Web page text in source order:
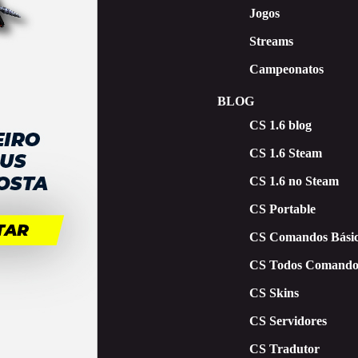
Jogos
Streams
Campeonatos
BLOG
CS 1.6 blog
CS 1.6 Steam
CS 1.6 no Steam
CS Portable
CS Comandos
CS Todos
CS Skins
CS Servidores
CS Tradutor